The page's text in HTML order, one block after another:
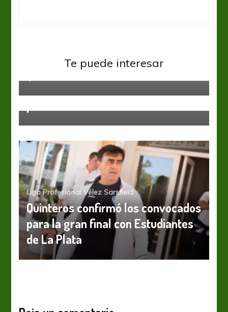
Te puede interesar
Vélez Sarsfield
Liga Profesional Vélez Sarsfield
Quinteros confirmó los convocados
para la gran final con Estudiantes
de La Plata